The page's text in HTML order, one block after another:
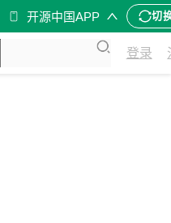
开源中国APP 切
登录